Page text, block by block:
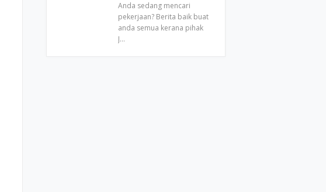
Anda sedang mencari
pekerjaan? Berita baik buat
anda semua kerana pihak
J…